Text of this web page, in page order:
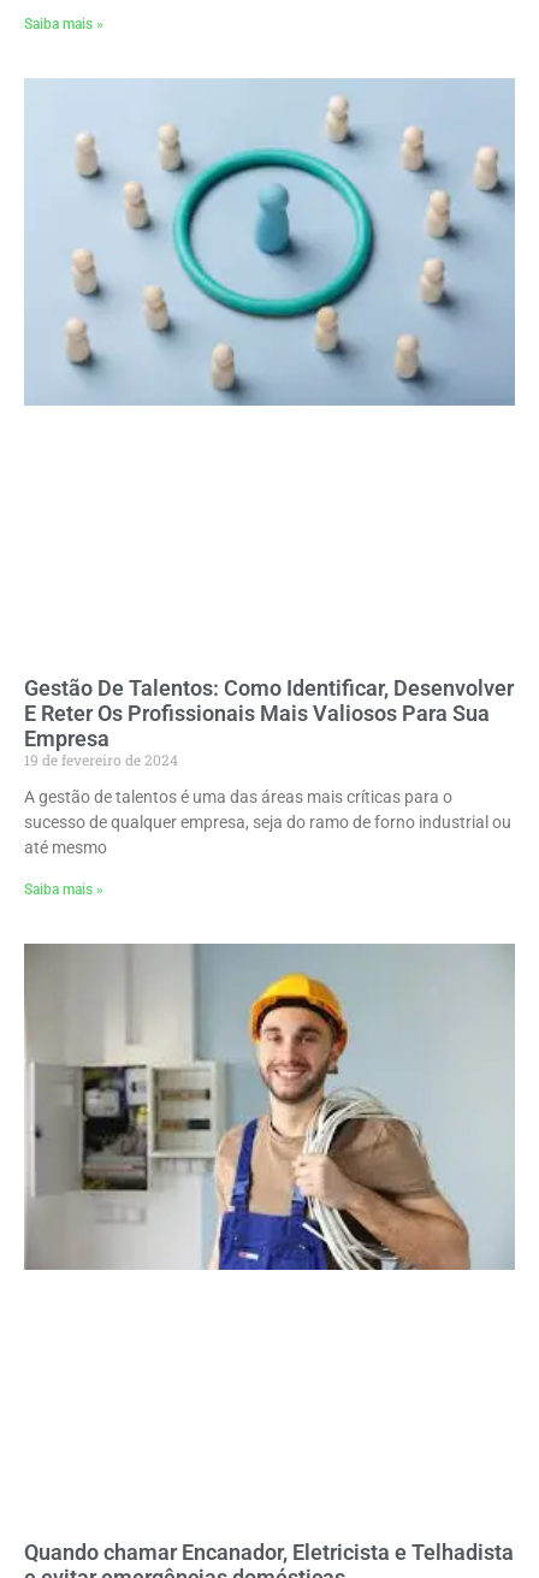
Saiba mais »
Gestão De Talentos: Como Identificar, Desenvolver
E Reter Os Profissionais Mais Valiosos Para Sua
Empresa
19 de fevereiro de 2024
A gestão de talentos é uma das áreas mais críticas para o
sucesso de qualquer empresa, seja do ramo de forno industrial ou
até mesmo
Saiba mais »
Quando chamar Encanador, Eletricista e Telhadista